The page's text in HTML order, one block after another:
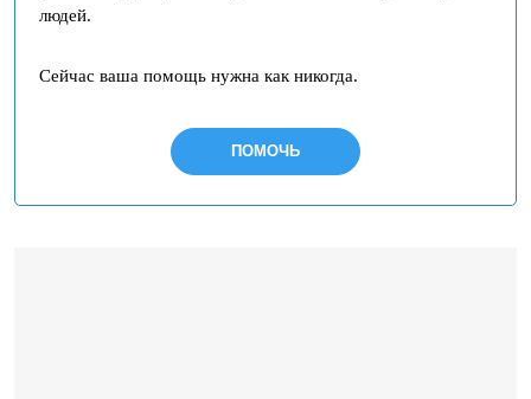
людей.
Сейчас ваша помощь нужна как никогда.
ПОМОЧЬ